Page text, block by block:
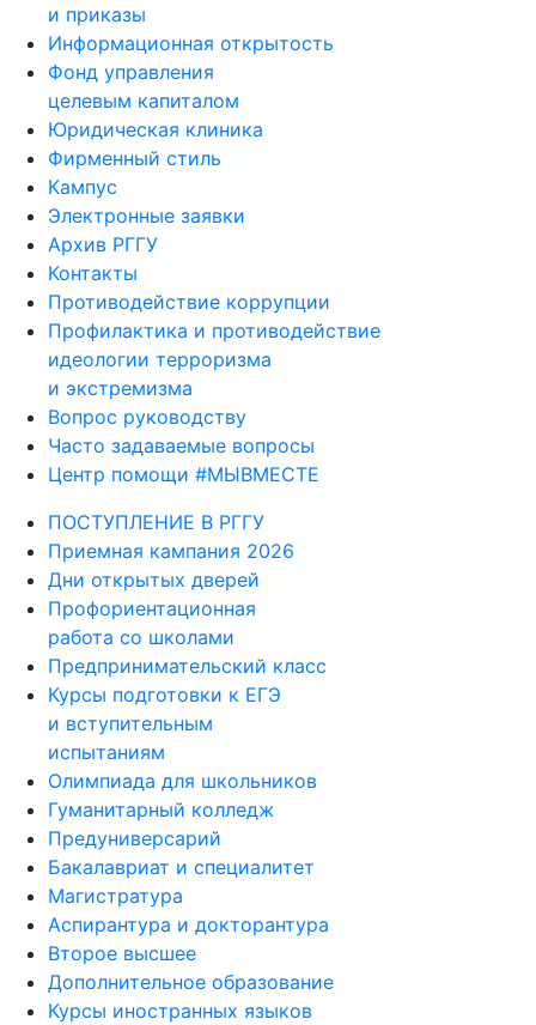
и приказы
Информационная открытость
Фонд управления
целевым капиталом
Юридическая клиника
Фирменный стиль
Кампус
Электронные заявки
Архив РГГУ
Контакты
Противодействие коррупции
Профилактика и противодействие
идеологии терроризма
и экстремизма
Вопрос руководству
Часто задаваемые вопросы
Центр помощи #МЫВМЕСТЕ
ПОСТУПЛЕНИЕ В РГГУ
Приемная кампания 2026
Дни открытых дверей
Профориентационная
работа со школами
Предпринимательский класс
Курсы подготовки к ЕГЭ
и вступительным
испытаниям
Олимпиада для школьников
Гуманитарный колледж
Предуниверсарий
Бакалавриат и специалитет
Магистратура
Аспирантура и докторантура
Второе высшее
Дополнительное образование
Курсы иностранных языков